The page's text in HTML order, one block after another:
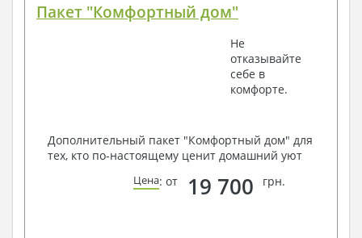
Пакет "Комфортный дом"
Не
отказывайте
себе в
комфорте.
Дополнительный пакет "Комфортный дом" для
тех, кто по-настоящему ценит домашний уют
Цена: от 19 700 грн.